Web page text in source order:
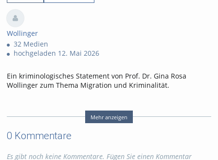
Wollinger
32 Medien
hochgeladen 12. Mai 2026
Ein kriminologisches Statement von Prof. Dr. Gina Rosa
Wollinger zum Thema Migration und Kriminalität.
Dieses Video ist lizensiert nach CC BY-NC-ND (
Namensnennung - Nicht kommerziell - Keine
nd/4.0/legalcode.de
/ HSPV NRW, CC BY-NC-ND 4.0"
Mehr anzeigen
0 Kommentare
Es gibt noch keine Kommentare. Fügen Sie einen Kommentar